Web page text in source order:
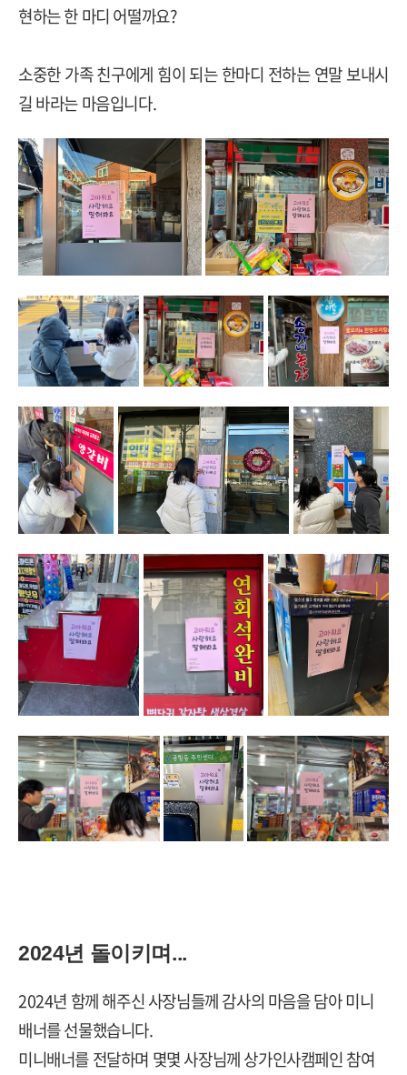
현하는 한 마디 어떨까요?
소중한 가족 친구에게 힘이 되는 한마디 전하는 연말 보내시
길 바라는 마음입니다.
2024년 돌이키며 ...
2024년 함께 해주신 사장님들께 감사의 마음을 담아 미니
배너를 선물했습니다.
미니배너를 전달하며 몇몇 사장님께 상가인사캠페인 참여